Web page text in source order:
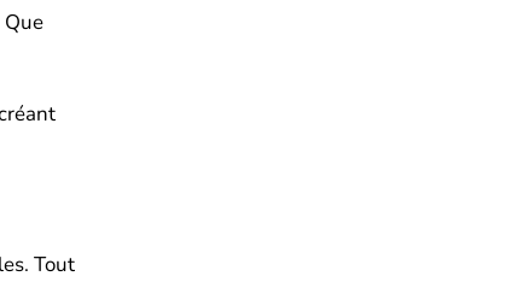
Tout